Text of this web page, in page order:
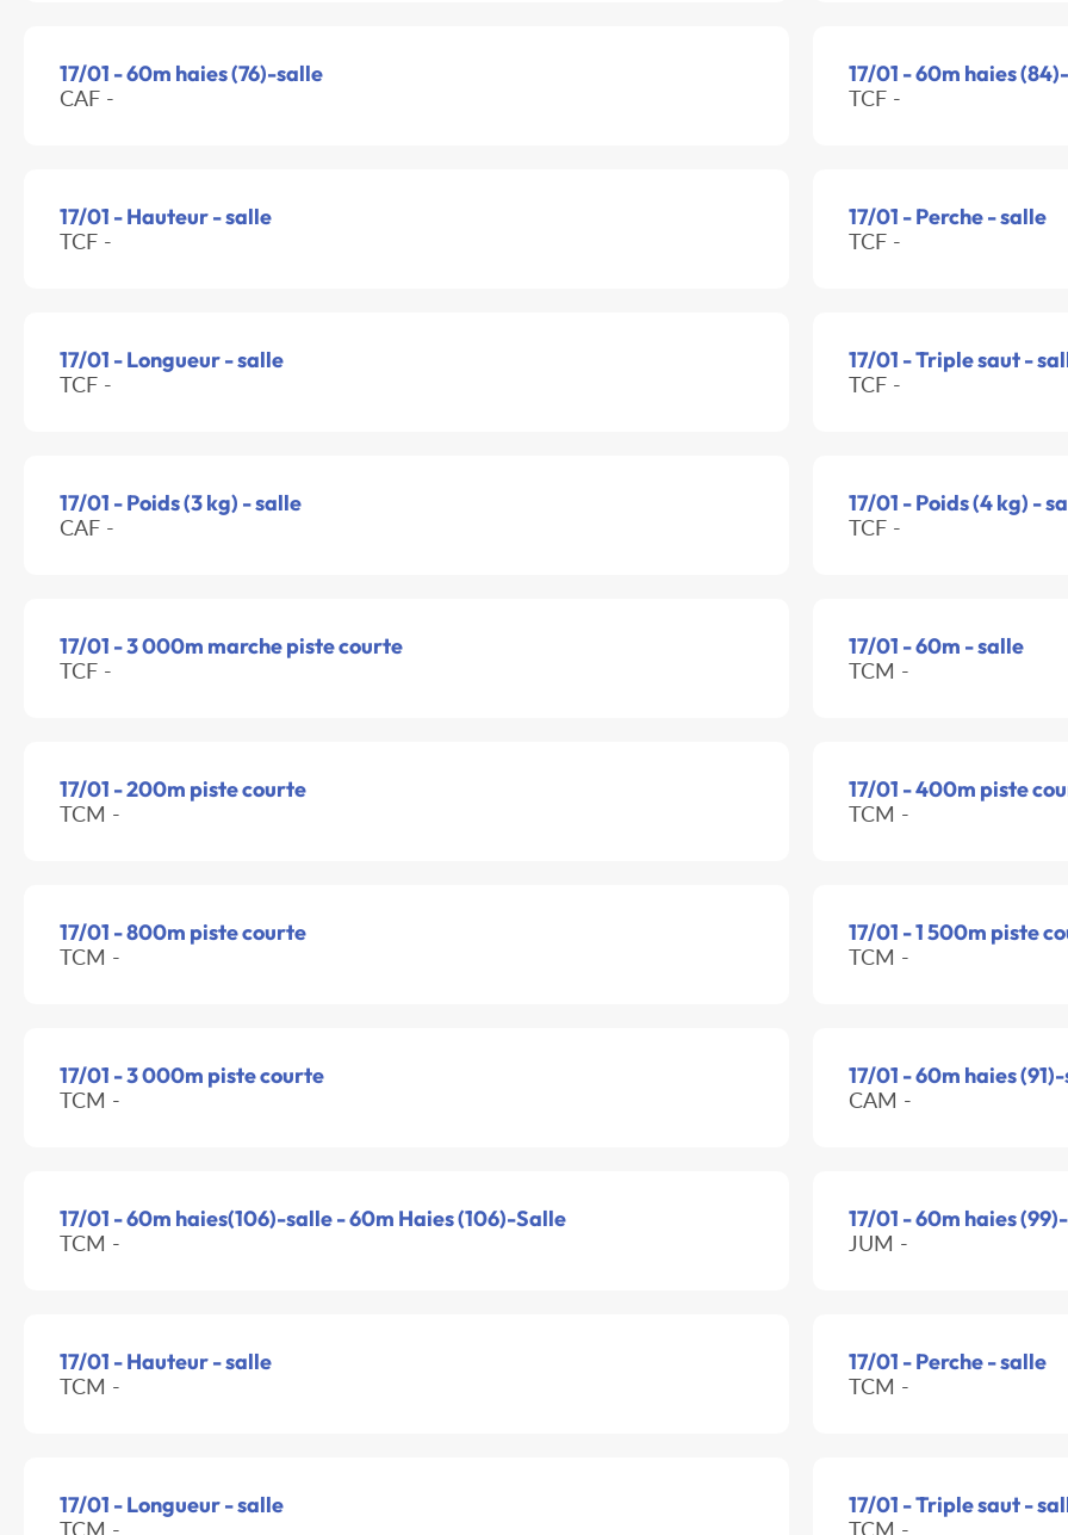
17/01 - 60m haies (76)-salle
CAF -
17/01 - 60m haies
TCF -
17/01 - Hauteur - salle
TCF -
17/01 - Perche - salle
TCF -
17/01 - Longueur - salle
TCF -
17/01 - Triple saut -
TCF -
17/01 - Poids (3 kg) - salle
CAF -
17/01 - Poids (4 kg) -
TCF -
17/01 - 3 000m marche piste courte
TCF -
17/01 - 60m - salle
TCM -
17/01 - 200m piste courte
TCM -
17/01 - 400m piste
TCM -
17/01 - 800m piste courte
TCM -
17/01 - 1 500m piste
TCM -
17/01 - 3 000m piste courte
TCM -
17/01 - 60m haies
CAM -
17/01 - 60m haies(106)-salle - 60m Haies (106)-Salle
TCM -
17/01 - 60m haies
JUM -
17/01 - Hauteur - salle
TCM -
17/01 - Perche - salle
TCM -
17/01 - Longueur - salle
TCM -
17/01 - Triple saut -
TCM -